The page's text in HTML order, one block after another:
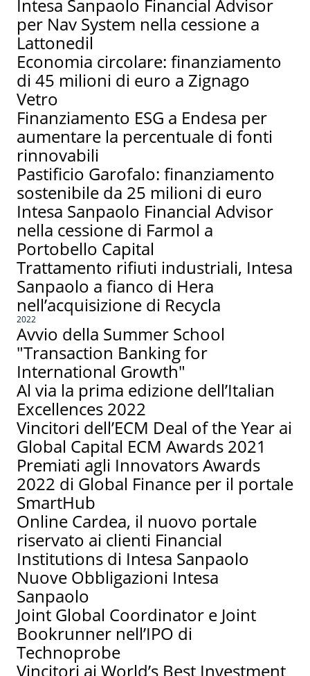
Intesa Sanpaolo Financial Advisor
per Nav System nella cessione a
Lattonedil
Economia circolare: finanziamento
di 45 milioni di euro a Zignago
Vetro
Finanziamento ESG a Endesa per
aumentare la percentuale di fonti
rinnovabili
Pastificio Garofalo: finanziamento
sostenibile da 25 milioni di euro
Intesa Sanpaolo Financial Advisor
nella cessione di Farmol a
Portobello Capital
Trattamento rifiuti industriali, Intesa
Sanpaolo a fianco di Hera
nell’acquisizione di Recycla
2022
Avvio della Summer School
"Transaction Banking for
International Growth"
Al via la prima edizione dell’Italian
Excellences 2022
Vincitori dell’ECM Deal of the Year ai
Global Capital ECM Awards 2021
Premiati agli Innovators Awards
2022 di Global Finance per il portale
SmartHub
Online Cardea, il nuovo portale
riservato ai clienti Financial
Institutions di Intesa Sanpaolo
Nuove Obbligazioni Intesa
Sanpaolo
Joint Global Coordinator e Joint
Bookrunner nell’IPO di
Technoprobe
Vincitori ai World’s Best Investment